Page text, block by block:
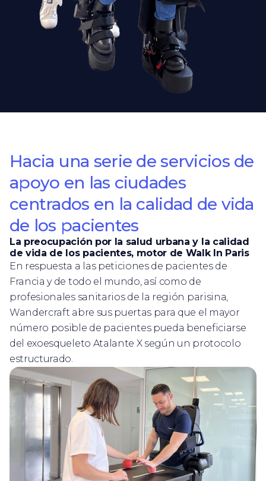
Hacia una serie de servicios de
apoyo en las ciudades
centrados en la calidad de vida
de los pacientes
La preocupación por la salud urbana y la calidad
de vida de los pacientes, motor de Walk In Paris
En respuesta a las peticiones de pacientes de
Francia y de todo el mundo, así como de
profesionales sanitarios de la región parisina,
Wandercraft abre sus puertas para que el mayor
número posible de pacientes pueda beneficiarse
del exoesqueleto Atalante X según un protocolo
estructurado.